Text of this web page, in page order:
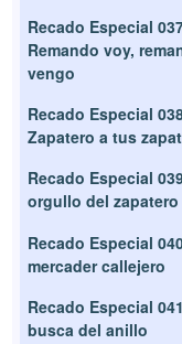
Recado Especial
Remando voy,
vengo
Recado Especial
Zapatero a tus
Recado Especial
orgullo del zapatero
Recado Especial
mercader callejero
Recado Especial
busca del anillo